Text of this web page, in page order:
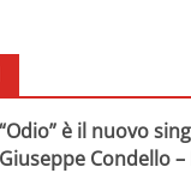
“Odio” è il nuovo
Giuseppe Condello –